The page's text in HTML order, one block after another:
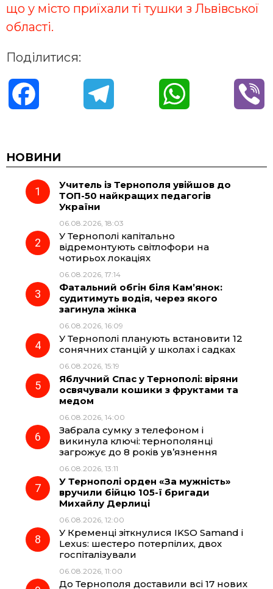
що у місто приїхали ті тушки з Львівської
області.
Поділитися:
c
e
o
k
e
r
a
m
t
A
НОВИНИ
Учитель із Тернополя увійшов до
ТОП-50 найкращих педагогів
України
06.08.2026, 18:03
У Тернополі капітально
відремонтують світлофори на
чотирьох локаціях
06.08.2026, 17:14
Фатальний обгін біля Кам’янок:
судитимуть водія, через якого
загинула жінка
06.08.2026, 16:09
У Тернополі планують встановити 12
сонячних станцій у школах і садках
06.08.2026, 15:19
Яблучний Спас у Тернополі: віряни
освячували кошики з фруктами та
медом
06.08.2026, 14:00
Забрала сумку з телефоном і
викинула ключі: тернополянці
загрожує до 8 років ув’язнення
06.08.2026, 13:11
У Тернополі орден «За мужність»
вручили бійцю 105-ї бригади
Михайлу Дерлиці
06.08.2026, 12:00
У Кременці зіткнулися IKSO Samand і
Lexus: шестеро потерпілих, двох
госпіталізували
06.08.2026, 11:00
До Тернополя доставили всі 17 нових